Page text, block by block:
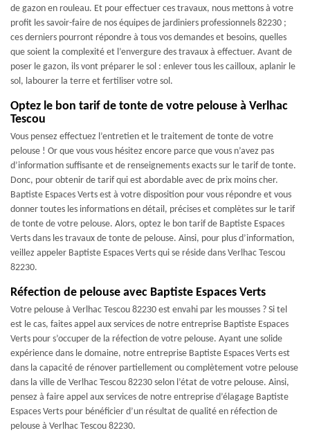
de gazon en rouleau. Et pour effectuer ces travaux, nous mettons à votre
profit les savoir-faire de nos équipes de jardiniers professionnels 82230 ;
ces derniers pourront répondre à tous vos demandes et besoins, quelles
que soient la complexité et l’envergure des travaux à effectuer. Avant de
poser le gazon, ils vont préparer le sol : enlever tous les cailloux, aplanir le
sol, labourer la terre et fertiliser votre sol.
Optez le bon tarif de tonte de votre pelouse à Verlhac
Tescou
Vous pensez effectuez l’entretien et le traitement de tonte de votre
pelouse ! Or que vous vous hésitez encore parce que vous n’avez pas
d’information suffisante et de renseignements exacts sur le tarif de tonte.
Donc, pour obtenir de tarif qui est abordable avec de prix moins cher.
Baptiste Espaces Verts est à votre disposition pour vous répondre et vous
donner toutes les informations en détail, précises et complètes sur le tarif
de tonte de votre pelouse. Alors, optez le bon tarif de Baptiste Espaces
Verts dans les travaux de tonte de pelouse. Ainsi, pour plus d’information,
veillez appeler Baptiste Espaces Verts qui se réside dans Verlhac Tescou
82230.
Réfection de pelouse avec Baptiste Espaces Verts
Votre pelouse à Verlhac Tescou 82230 est envahi par les mousses ? Si tel
est le cas, faites appel aux services de notre entreprise Baptiste Espaces
Verts pour s’occuper de la réfection de votre pelouse. Ayant une solide
expérience dans le domaine, notre entreprise Baptiste Espaces Verts est
dans la capacité de rénover partiellement ou complètement votre pelouse
dans la ville de Verlhac Tescou 82230 selon l’état de votre pelouse. Ainsi,
pensez à faire appel aux services de notre entreprise d’élagage Baptiste
Espaces Verts pour bénéficier d’un résultat de qualité en réfection de
pelouse à Verlhac Tescou 82230.